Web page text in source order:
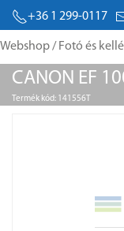
+36 1 299-0117
Webshop/ Fotó és
CANON EF
Termék kód: 141556T